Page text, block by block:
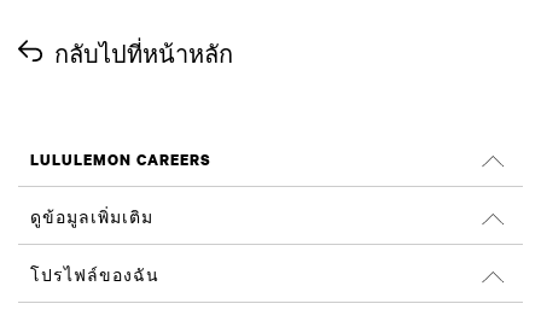
กลับไปที่หน้าหลัก
LULULEMON CAREERS
ตำแหน่งงาน
ค้นหางาน
ดูข้อมูลเพิ่มเติม
รีวิวจาก Glassdoor
ความยั่งยืนและผลลัพธ์ทางสังคม
โปรไฟล์ของฉัน